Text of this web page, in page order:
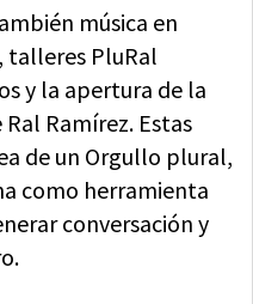
música en
, talleres PluRal
y la apertura de la
Ral Ramírez. Estas
de un Orgullo plural,
como herramienta
conversación y